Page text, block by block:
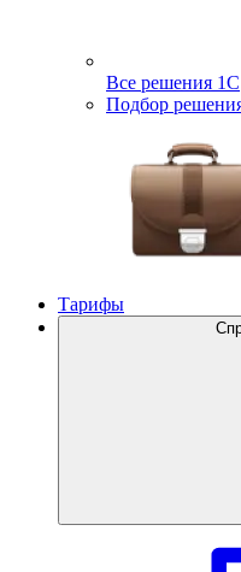
Все решения 1С
Подбор
Тарифы